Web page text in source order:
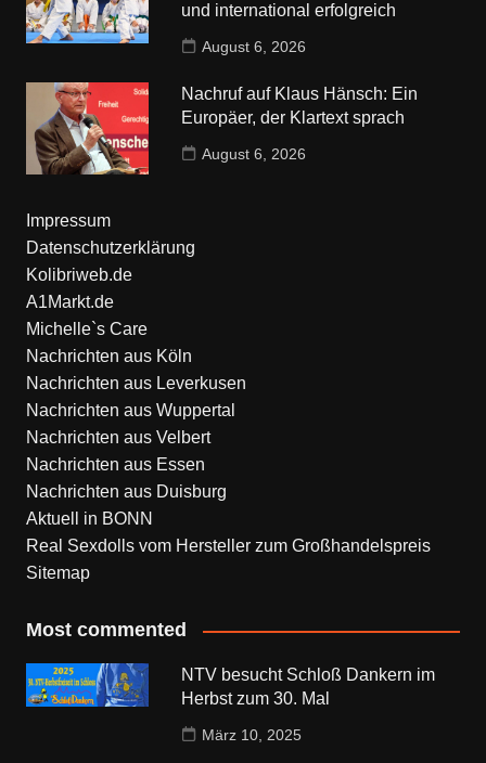
und international erfolgreich
August 6, 2026
Nachruf auf Klaus Hänsch: Ein
Europäer, der Klartext sprach
August 6, 2026
Impressum
Datenschutzerklärung
Kolibriweb.de
A1Markt.de
Michelle`s Care
Nachrichten aus Köln
Nachrichten aus Leverkusen
Nachrichten aus Wuppertal
Nachrichten aus Velbert
Nachrichten aus Essen
Nachrichten aus Duisburg
Aktuell in BONN
Real Sexdolls vom Hersteller zum Großhandelspreis
Sitemap
Most commented
NTV besucht Schloß Dankern im
Herbst zum 30. Mal
März 10, 2025